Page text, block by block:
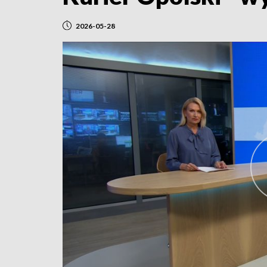
2026-05-28